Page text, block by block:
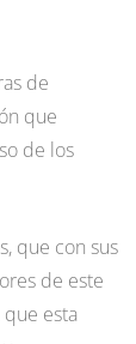
de
que
de los
que con sus
de este
esta